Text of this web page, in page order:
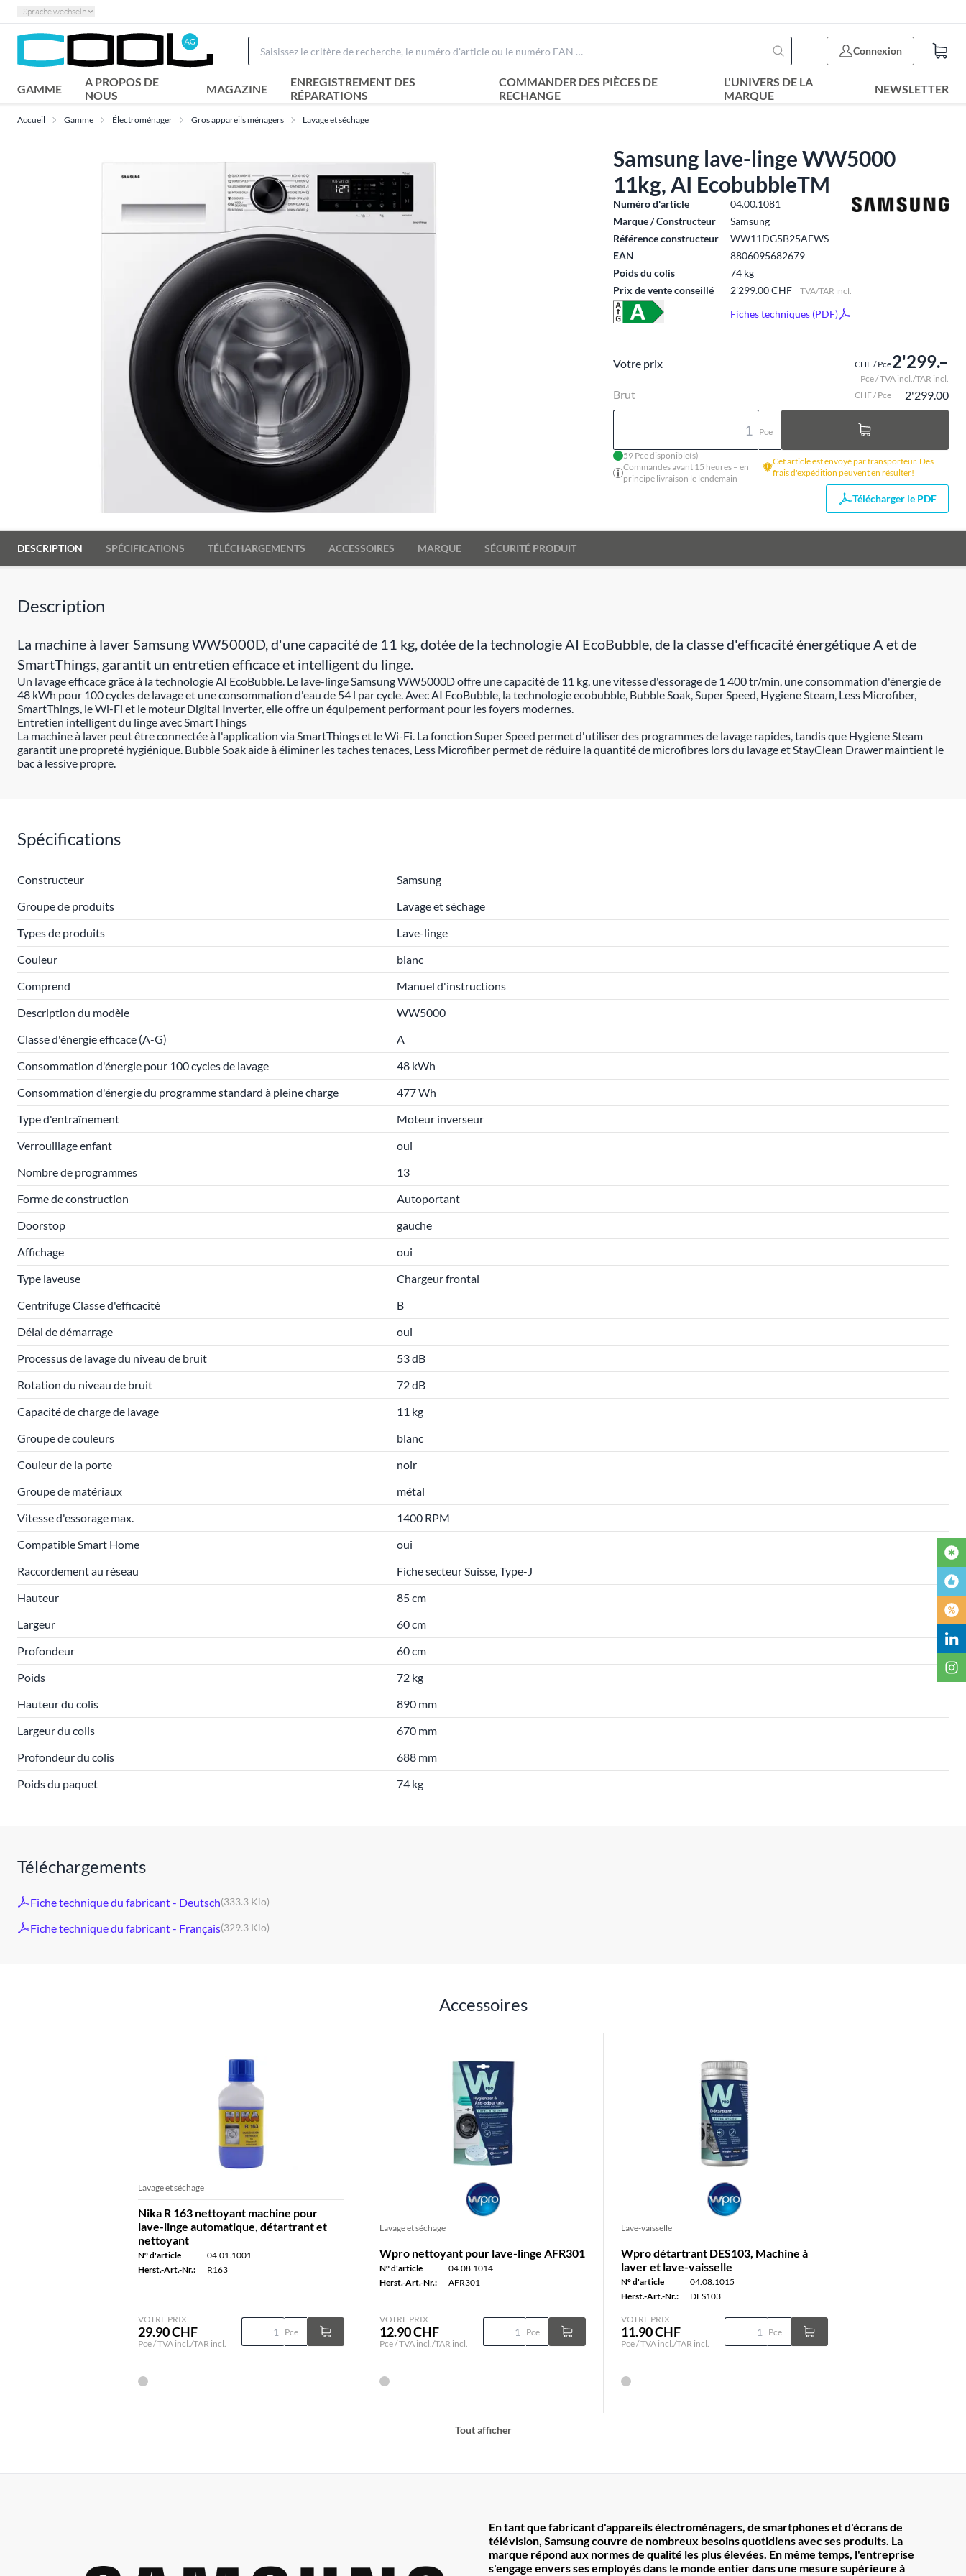
Sprache wechseln
Connexion
GAMME
A PROPOS DE
NOUS
MAGAZINE
ENREGISTREMENT DES
RÉPARATIONS
COMMANDER DES PIÈCES DE
RECHANGE
L'UNIVERS DE LA
MARQUE
NEWSLETTER
Accueil Gamme Électroménager Gros appareils ménagers Lavage et séchage
Samsung lave-linge WW5000
11kg, AI EcobubbleTM
Numéro d'article
04.00.1081
Marque / Constructeur
Samsung
Référence constructeur
WW11DG5B25AEWS
EAN
8806095682679
Poids du colis
74 kg
Prix de vente conseillé
2'299.00 CHF TVA/TAR incl.
Fiches techniques (PDF)
Votre prix CHF / Pce2'299.–
Pce / TVA incl./TAR incl.
Brut CHF / Pce 2'299.00
Pce
59 Pce disponible(s)
Commandes avant 15 heures – en
principe livraison le lendemain
Cet article est envoyé par transporteur. Des
frais d'expédition peuvent en résulter!
Télécharger le PDF
DESCRIPTION SPÉCIFICATIONS TÉLÉCHARGEMENTS ACCESSOIRES MARQUE SÉCURITÉ PRODUIT
Description
La machine à laver Samsung WW5000D, d'une capacité de 11 kg, dotée de la technologie AI EcoBubble, de la classe d'efficacité énergétique A et de
SmartThings, garantit un entretien efficace et intelligent du linge.
Un lavage efficace grâce à la technologie AI EcoBubble. Le lave-linge Samsung WW5000D offre une capacité de 11 kg, une vitesse d'essorage de 1 400 tr/min, une consommation d'énergie de
48 kWh pour 100 cycles de lavage et une consommation d'eau de 54 l par cycle. Avec AI EcoBubble, la technologie ecobubble, Bubble Soak, Super Speed, Hygiene Steam, Less Microfiber,
SmartThings, le Wi-Fi et le moteur Digital Inverter, elle offre un équipement performant pour les foyers modernes.
Entretien intelligent du linge avec SmartThings
La machine à laver peut être connectée à l'application via SmartThings et le Wi-Fi. La fonction Super Speed permet d'utiliser des programmes de lavage rapides, tandis que Hygiene Steam
garantit une propreté hygiénique. Bubble Soak aide à éliminer les taches tenaces, Less Microfiber permet de réduire la quantité de microfibres lors du lavage et StayClean Drawer maintient le
bac à lessive propre.
Spécifications
Constructeur
Samsung
Groupe de produits
Lavage et séchage
Types de produits
Lave-linge
Couleur
blanc
Comprend
Manuel d'instructions
Description du modèle
WW5000
Classe d'énergie efficace (A-G)
A
Consommation d'énergie pour 100 cycles de lavage
48 kWh
Consommation d'énergie du programme standard à pleine charge
477 Wh
Type d'entraînement
Moteur inverseur
Verrouillage enfant
oui
Nombre de programmes
13
Forme de construction
Autoportant
Doorstop
gauche
Affichage
oui
Type laveuse
Chargeur frontal
Centrifuge Classe d'efficacité
B
Délai de démarrage
oui
Processus de lavage du niveau de bruit
53 dB
Rotation du niveau de bruit
72 dB
Capacité de charge de lavage
11 kg
Groupe de couleurs
blanc
Couleur de la porte
noir
Groupe de matériaux
métal
Vitesse d'essorage max.
1400 RPM
Compatible Smart Home
oui
Raccordement au réseau
Fiche secteur Suisse, Type-J
Hauteur
85 cm
Largeur
60 cm
Profondeur
60 cm
Poids
72 kg
Hauteur du colis
890 mm
Largeur du colis
670 mm
Profondeur du colis
688 mm
Poids du paquet
74 kg
Téléchargements
Fiche technique du fabricant - Deutsch(333.3 Kio)
Fiche technique du fabricant - Français(329.3 Kio)
Accessoires
Lavage et séchage
Nika R 163 nettoyant machine pour
lave-linge automatique, détartrant et
nettoyant
N° d'article
04.01.1001
Herst.-Art.-Nr.:
R163
VOTRE PRIX
29.90 CHF
Pce / TVA incl./TAR incl.
Pce
Lavage et séchage
Wpro nettoyant pour lave-linge AFR301
N° d'article
04.08.1014
Herst.-Art.-Nr.:
AFR301
VOTRE PRIX
12.90 CHF
Pce / TVA incl./TAR incl.
Pce
Lave-vaisselle
Wpro détartrant DES103, Machine à
laver et lave-vaisselle
N° d'article
04.08.1015
Herst.-Art.-Nr.:
DES103
VOTRE PRIX
11.90 CHF
Pce / TVA incl./TAR incl.
Pce
Tout afficher
En tant que fabricant d'appareils électroménagers, de smartphones et d'écrans de
télévision, Samsung couvre de nombreux besoins quotidiens avec ses produits. La
marque répond aux normes de qualité les plus élevées. En même temps, l'entreprise
s'engage envers ses employés dans le monde entier dans une mesure supérieure à